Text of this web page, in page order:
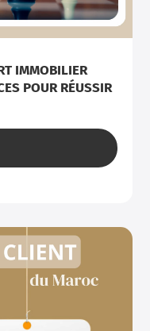
IMMOBILIER
POUR RÉUSSIR